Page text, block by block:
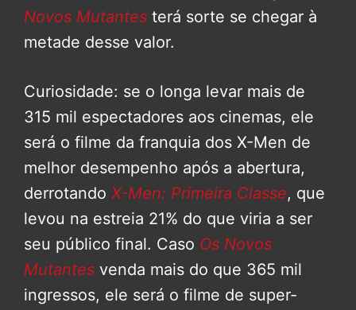
Novos Mutantes terá sorte se chegar à
metade desse valor.
Curiosidade: se o longa levar mais de
315 mil espectadores aos cinemas, ele
será o filme da franquia dos X-Men de
melhor desempenho após a abertura,
derrotando X-Men: Primeira Classe, que
levou na estreia 21% do que viria a ser
seu público final. Caso Os Novos
Mutantes venda mais do que 365 mil
ingressos, ele será o filme de super-